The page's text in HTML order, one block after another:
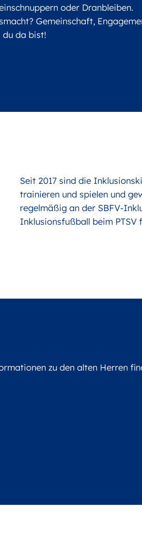
oder Dranbleiben.
Gemeinschaft,
du da bist!
Seit 2017 sind die
trainieren und spielen und
regelmäßig an der SBFV-
Inklusionsfußball beim PTSV
zu den alten Herren